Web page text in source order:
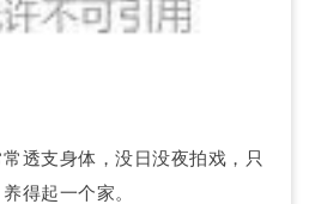
透支身体，没日没夜拍戏，只
得起一个家。